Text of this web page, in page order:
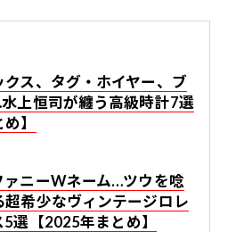
クス、タグ・ホイヤー、ブ
上恒司が纏う高級時計7選
め】
ァニーWネーム…ツウを唸
超希少なヴィンテージロレ
5選【2025年まとめ】